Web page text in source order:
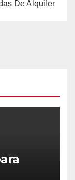
De Alquiler